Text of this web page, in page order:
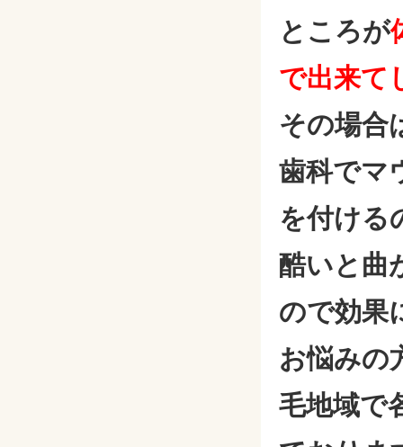
ところが
で出来て
その場合
歯科でマ
を付ける
酷いと曲
ので効果
お悩みの
毛地域で